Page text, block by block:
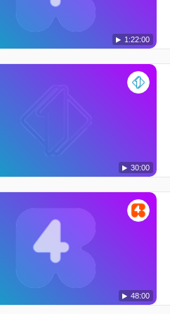
1:22:00
30:00
48:00